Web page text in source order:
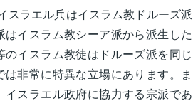
スラエル兵はイスラム教ドルーズ派
イスラム教シーア派から派生した
イスラム教徒はドルーズ派を同じ
非常に特異な立場にあります。ま
スラエル政府に協力する宗派であ